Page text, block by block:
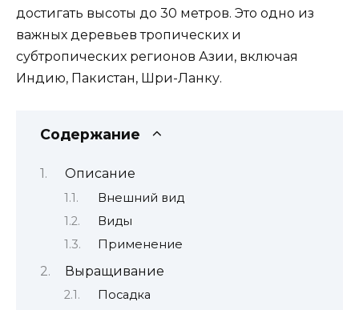
достигать высоты до 30 метров. Это одно из
важных деревьев тропических и
субтропических регионов Азии, включая
Индию, Пакистан, Шри-Ланку.
Содержание
Описание
Внешний вид
Виды
Применение
Выращивание
Посадка